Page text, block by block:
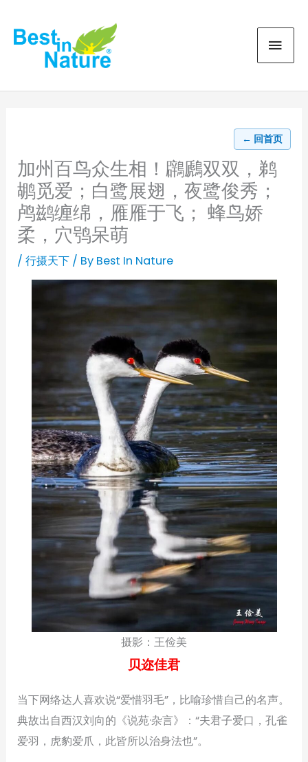
content
← 回首页
加州百鸟众生相！鸊鷉双双，鹈
鹕觅爱；白鹭展翅，夜鹭俊秀；
鸬鹚缠绵，雁雁于飞； 蜂鸟娇
柔，穴鸮呆萌
/行摄天下 / By Best In Nature
摄影：王俭美
贝迩佳君
当下网络达人喜欢说“爱惜羽毛”，比喻珍惜自己的名声。
典故出自西汉刘向的《说苑·杂言》：“夫君子爱口，孔雀
爱羽，虎豹爱爪，此皆所以治身法也”。